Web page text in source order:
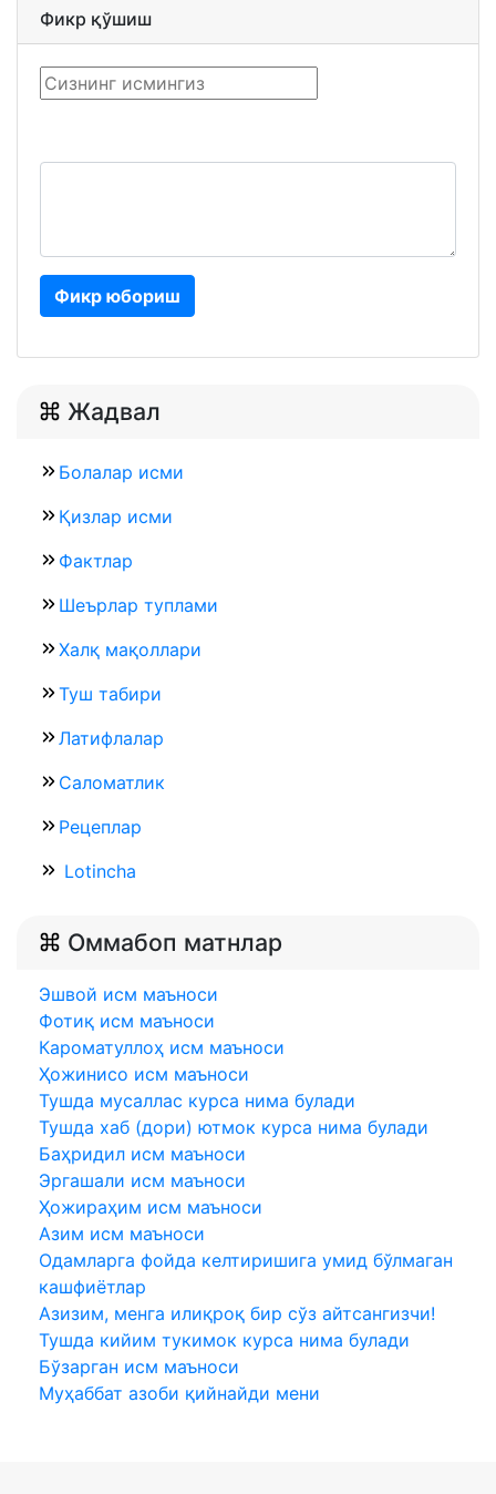
Фикр қўшиш
Фикр юбориш
Жадвал
Болалар исми
Қизлар исми
Фактлар
Шеърлар туплами
Халқ мақоллари
Туш табири
Латифлалар
Саломатлик
Рецеплар
Lotincha
Оммабоп матнлар
Эшвой исм маъноси
Фотиқ исм маъноси
Кароматуллоҳ исм маъноси
Ҳожинисо исм маъноси
Тушда мусаллас курса нима булади
Тушда хаб (дори) ютмок курса нима булади
Баҳридил исм маъноси
Эргашали исм маъноси
Ҳожираҳим исм маъноси
Азим исм маъноси
Одамларга фойда келтиришига умид бўлмаган
кашфиётлар
Азизим, менга илиқроқ бир сўз айтсангизчи!
Тушда кийим тукимок курса нима булади
Бўзарган исм маъноси
Муҳаббат азоби қийнайди мени